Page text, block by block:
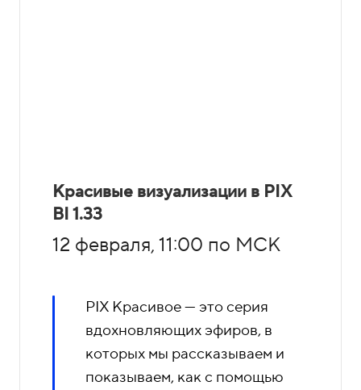
Красивые визуализации в PIX
BI 1.33
12 февраля, 11:00 по МСК
PIX Красивое — это серия
вдохновляющих эфиров, в
которых мы рассказываем и
показываем, как с помощью